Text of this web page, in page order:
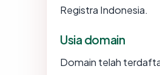
Registra Indonesia.
Usia domain
Domain telah